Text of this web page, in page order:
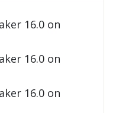
16.0 on
16.0 on
16.0 on